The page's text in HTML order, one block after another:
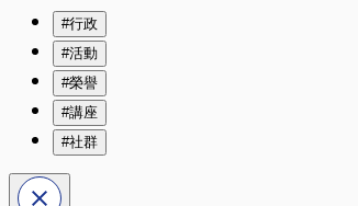
#行政
#活動
#榮譽
#講座
#社群